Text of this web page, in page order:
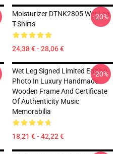
Moisturizer DTNK2805 Wet Leg
T-Shirts
24,38 € - 28,06 €
-20%
Wet Leg Signed Limited Edition
Photo In Luxury Handmade
Wooden Frame And Certificate
Of Authenticity Music
Memorabilia
18,21 € - 42,22 €
-20%